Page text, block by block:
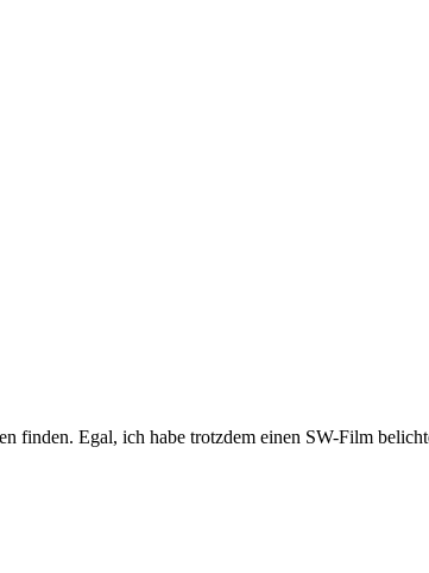
finden. Egal, ich habe trotzdem einen SW-Film